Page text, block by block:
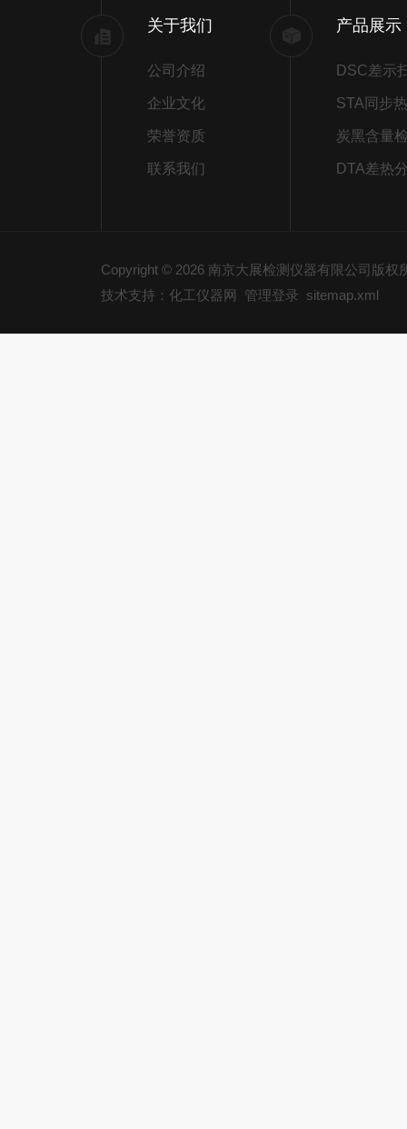
关于我们
公司介绍
企业文化
荣誉资质
联系我们
产品展示
炭黑含量
DTA差热
Copyright © 2026 南京大展检测仪器有限公司版权
技术支持：化工仪器网
管理登录 sitemap.xml